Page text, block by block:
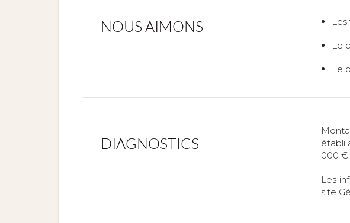
NOUS AIMONS
Le
Le
DIAGNOSTICS
établi
000 €.
Les
site